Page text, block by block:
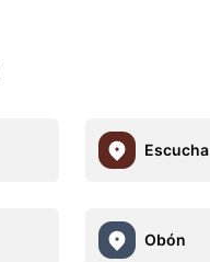
Escucha
Obón